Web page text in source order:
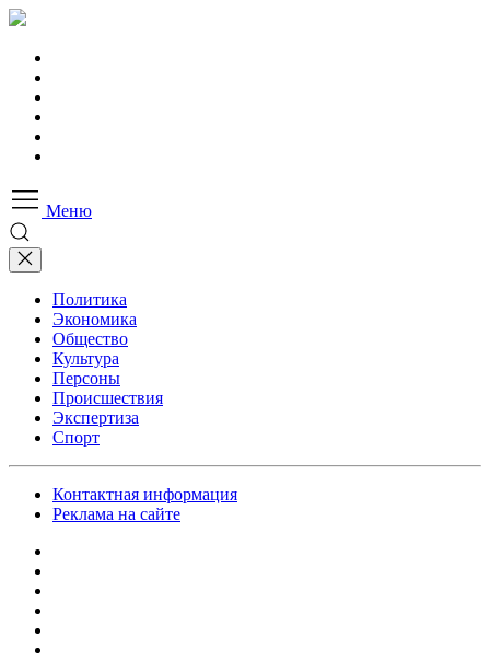
Меню
Политика
Экономика
Общество
Культура
Персоны
Происшествия
Экспертиза
Спорт
Контактная информация
Реклама на сайте